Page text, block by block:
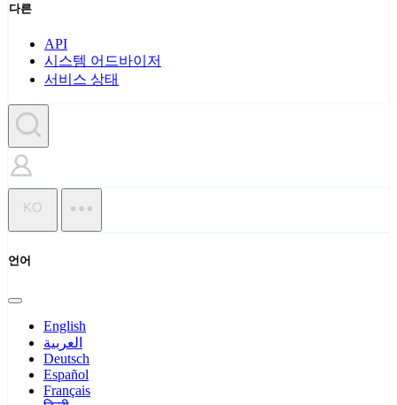
다른
API
시스템 어드바이저
서비스 상태
KO
언어
English
العربية
Deutsch
Español
Français